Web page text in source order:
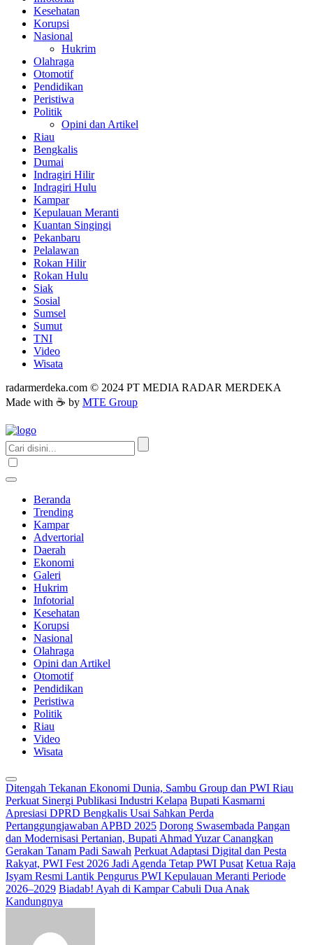
Kesehatan
Korupsi
Nasional
Hukrim
Olahraga
Otomotif
Pendidikan
Peristiwa
Politik
Opini dan Artikel
Riau
Bengkalis
Dumai
Indragiri Hilir
Indragiri Hulu
Kampar
Kepulauan Meranti
Kuantan Singingi
Pekanbaru
Pelalawan
Rokan Hilir
Rokan Hulu
Siak
Sosial
Sumsel
Sumut
TNI
Video
Wisata
radarmerdeka.com © 2024 PT MEDIA RADAR MERDEKA
Made with ☕ by MTE Group
Beranda
Trending
Kampar
Advertorial
Daerah
Ekonomi
Galeri
Hukrim
Infotorial
Kesehatan
Korupsi
Nasional
Olahraga
Opini dan Artikel
Otomotif
Pendidikan
Peristiwa
Politik
Riau
Video
Wisata
Ditengah Tekanan Ekonomi Dunia, Sambu Group dan PWI Riau
Perkuat Sinergi Publikasi Industri Kelapa Bupati Kasmarni
Apresiasi DPRD Bengkalis Usai Sahkan Perda
Pertanggungjawaban APBD 2025 Dorong Swasembada Pangan
dan Modernisasi Pertanian, Bupati Ahmad Yuzar Canangkan
Gerakan Tanam Padi Sawah Perkuat Adaptasi Digital dan Pesta
Rakyat, PWI Fest 2026 Jadi Agenda Tetap PWI Pusat Ketua Raja
Isyam Resmi Lantik Pengurus PWI Kepulauan Meranti Periode
2026–2029 Biadab! Ayah di Kampar Cabuli Dua Anak
Kandungnya